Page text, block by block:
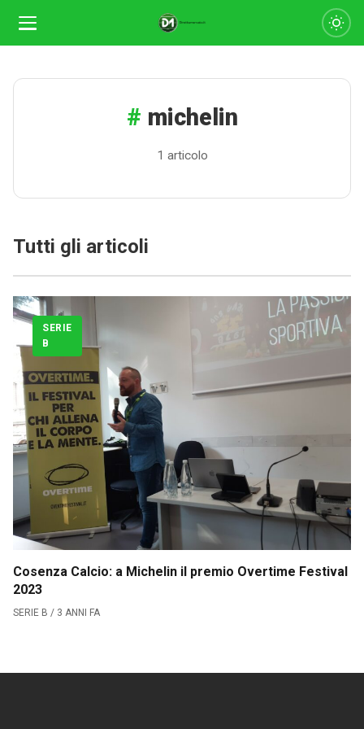
Serie B
CLASSIFICA SERIE B
Contatti
Collabora con noi
michelin
1 articolo
Tutti gli articoli
SERIE
B
Cosenza Calcio: a Michelin il premio Overtime Festival
2023
SERIE B / 3 ANNI FA